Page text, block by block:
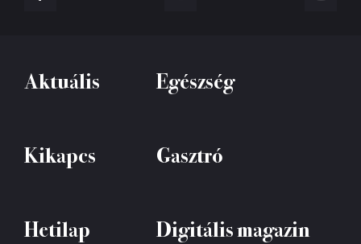
Aktuális Egészség
Kikapcs Gasztró
Hetilap Digitális magazin